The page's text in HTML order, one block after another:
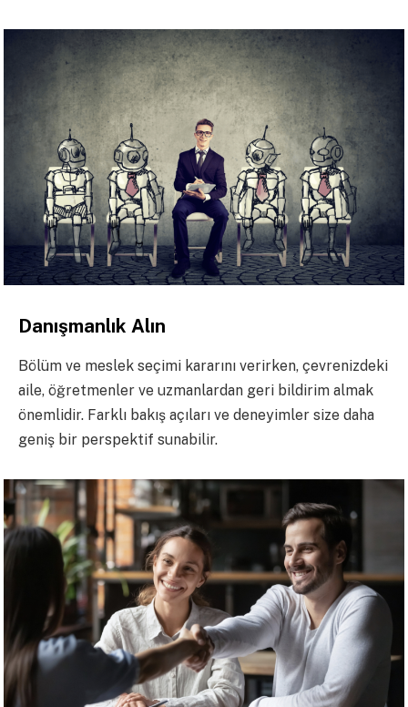
Danışmanlık Alın
Bölüm ve meslek seçimi kararını verirken, çevrenizdeki
aile, öğretmenler ve uzmanlardan geri bildirim almak
önemlidir. Farklı bakış açıları ve deneyimler size daha
geniş bir perspektif sunabilir.